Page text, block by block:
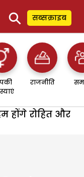
⚲ सब्सक्राइब
राजनीति
होंगे रोहित और